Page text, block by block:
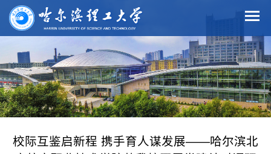
校际互鉴启新程 携手育人谋发展——哈尔滨北